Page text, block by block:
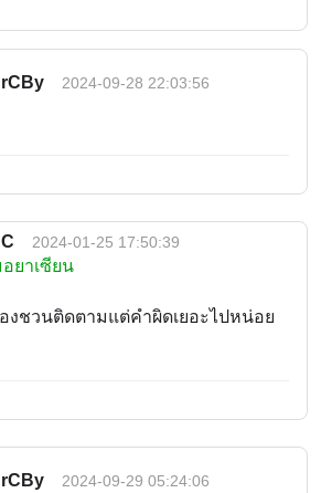
2024-09-28 22:03:56
2024-01-25 17:50:39
ยาเซียน
งชวนติดตามแต่คำผิดเยอะไปหน่อย
2024-09-29 05:24:06